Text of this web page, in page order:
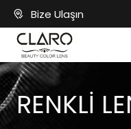
Bize Ulaşın
RENKLI